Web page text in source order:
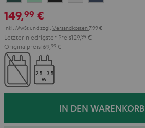
Teal
GreenBlack
White
149,99 €
Inkl. MwSt und zzgl. Versandkosten 7,99 €
Letzter niedrigster Preis129, 99 €
Originalpreis169, 99 €
IN DEN WARENKORB